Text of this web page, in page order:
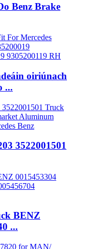
Benz Brake
oiriúnach
...
3522001501
BENZ
...